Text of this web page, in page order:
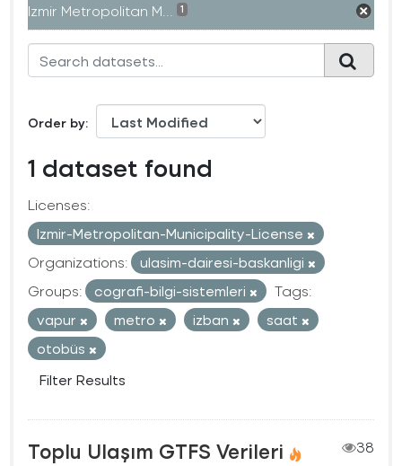
Izmir Metropolitan M... 1
Order by
1 dataset found
Licenses:
Izmir-Metropolitan-Municipality-License
Organizations:
ulasim-dairesi-baskanligi
Groups:
cografi-bilgi-sistemleri
Tags:
vapur
metro izban
saat
otobüs
Filter Results
Toplu Ulaşım GTFS Verileri
38